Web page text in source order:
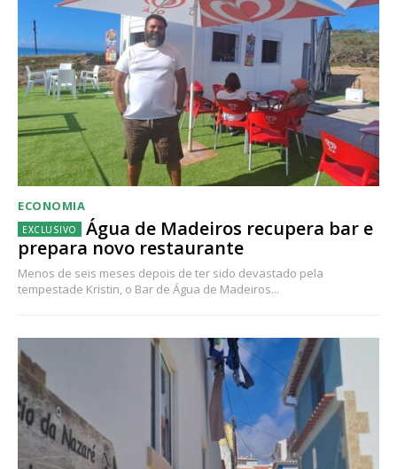
ECONOMIA
Água de Madeiros recupera bar e
prepara novo restaurante
Menos de seis meses depois de ter sido devastado pela
tempestade Kristin, o Bar de Água de Madeiros...